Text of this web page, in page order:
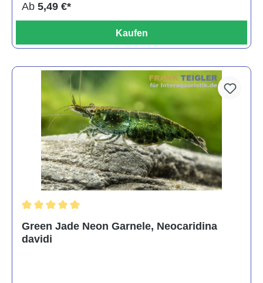
Ab 5,49 €*
Kaufen
Green Jade Neon Garnele, Neocaridina
davidi